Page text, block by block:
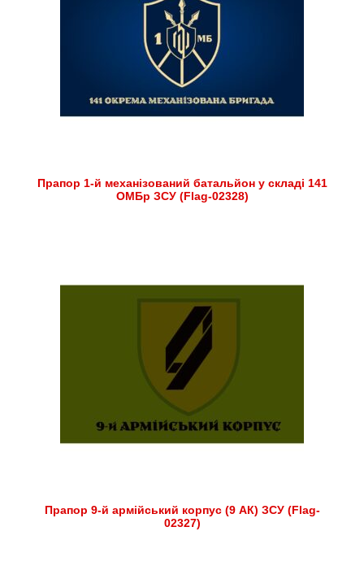
Прапор 1-й механізований батальйон у складі 141
ОМБр ЗСУ (Flag-02328)
Прапор 9-й армійський корпус (9 АК) ЗСУ (Flag-
02327)